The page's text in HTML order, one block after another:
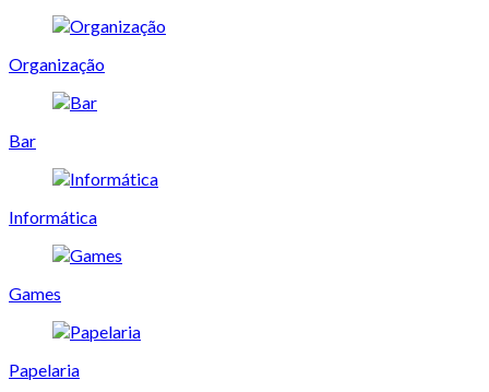
Organização
Bar
Informática
Games
Papelaria